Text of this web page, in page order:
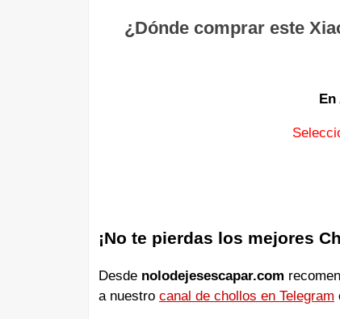
¿Dónde comprar este
¡No te pierdas los mejores
Desde nolodejesescapar.com
a nuestro canal de chollos en Telegram